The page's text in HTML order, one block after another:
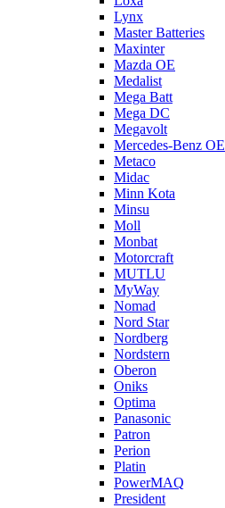
Lynx
Master Batteries
Maxinter
Mazda OE
Medalist
Mega Batt
Mega DC
Megavolt
Mercedes-Benz OE
Metaco
Midac
Minn Kota
Minsu
Moll
Monbat
Motorcraft
MUTLU
MyWay
Nomad
Nord Star
Nordberg
Nordstern
Oberon
Oniks
Optima
Panasonic
Patron
Perion
Platin
PowerMAQ
President